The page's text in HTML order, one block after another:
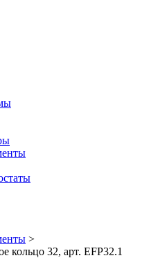
>
кольцо 32, арт. EFP32.1